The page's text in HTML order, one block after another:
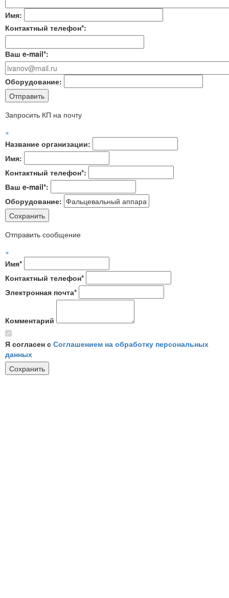
Имя:
Контактный телефон*:
Ваш e-mail*:
Оборудование:
Запросить КП на почту
×
Название организации:
Имя:
Контактный телефон*:
Ваш e-mail*:
Оборудование:
Отправить сообщение
×
Имя*
Контактный телефон*
Электронная почта*
Комментарий
Я согласен с Соглашением на обработку персональных
данных